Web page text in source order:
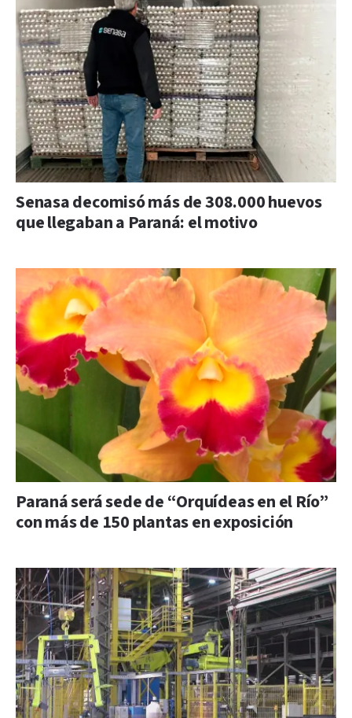
Senasa decomisó más de 308.000 huevos
que llegaban a Paraná: el motivo
Paraná será sede de “Orquídeas en el Río”
con más de 150 plantas en exposición